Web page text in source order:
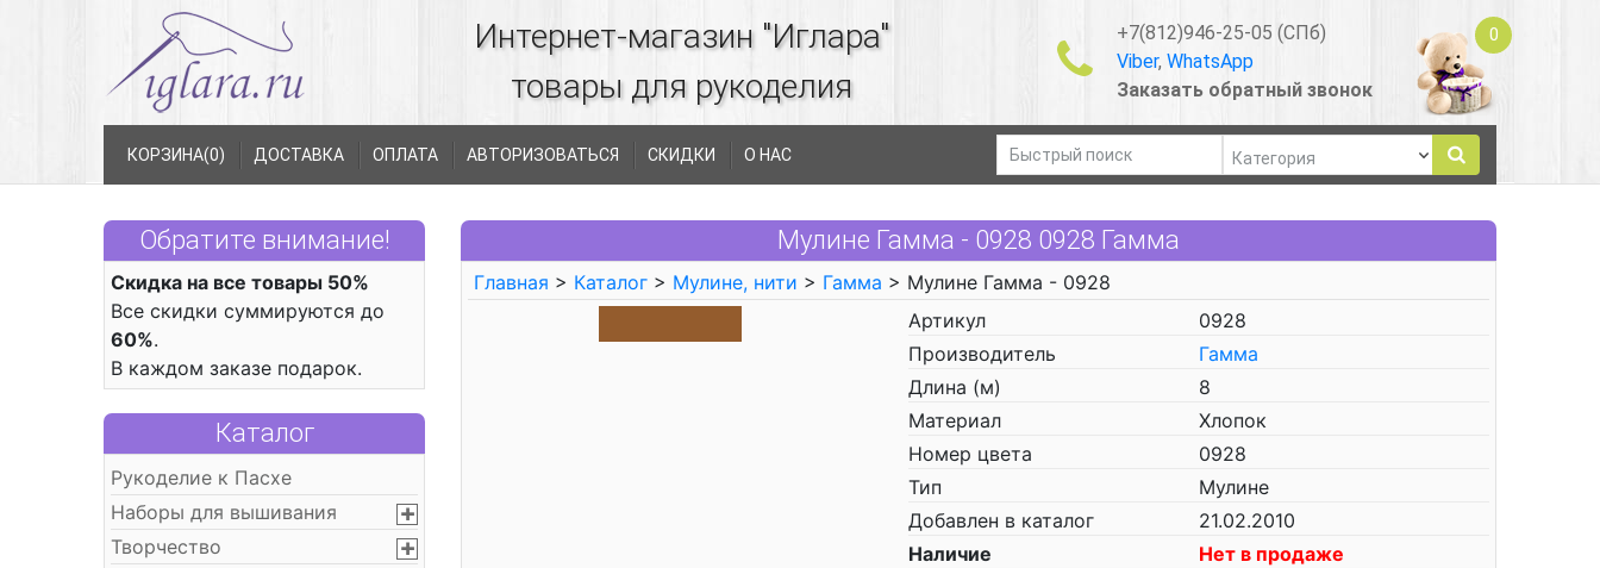
Интернет-магазин "Иглара"
товары для рукоделия
+7(812)946-25-05 (СПб)
Viber, WhatsApp
Заказать обратный звонок
0
КОРЗИНА(0) ДОСТАВКА ОПЛАТА АВТОРИЗОВАТЬСЯ СКИДКИ О НАС
Обратите внимание!
Скидка на все товары 50%
Все скидки суммируются до
60%.
В каждом заказе подарок.
Каталог
Рукоделие к Пасхе
Наборы для вышивания
Творчество
Мулине Гамма - 0928 0928 Гамма
Главная > Каталог > Мулине, нити > Гамма > Мулине Гамма - 0928
Артикул
0928
Производитель
Гамма
Длина (м)
8
Материал
Хлопок
Номер цвета
0928
Тип
Мулине
Добавлен в каталог
21.02.2010
Наличие
Нет в продаже